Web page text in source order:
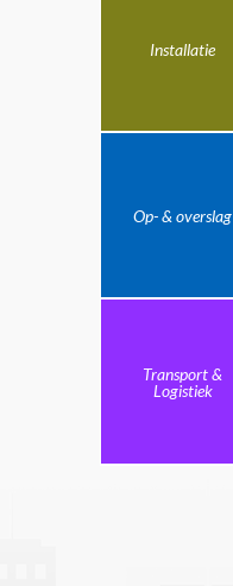
Installatie
Op- & overslag
Transport &
Logistiek